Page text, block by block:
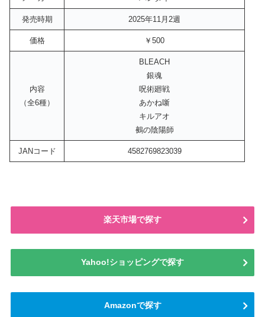
発売時期 2025年11月2週
価格 ￥500
内容
（全6種）
BLEACH
銀魂
呪術廻戦
あかね噺
キルアオ
鵺の陰陽師
JANコード 4582769823039
楽天市場で探す
Yahoo!ショッピングで探す
Amazonで探す